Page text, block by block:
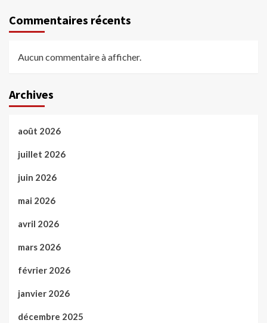
Commentaires récents
Aucun commentaire à afficher.
Archives
août 2026
juillet 2026
juin 2026
mai 2026
avril 2026
mars 2026
février 2026
janvier 2026
décembre 2025